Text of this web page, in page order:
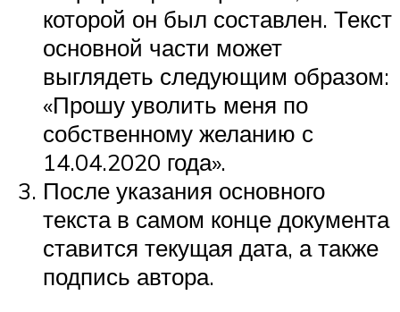
которой он был составлен. Текст
основной части может
выглядеть следующим образом:
«Прошу уволить меня по
собственному желанию с
14.04.2020 года».
После указания основного
текста в самом конце документа
ставится текущая дата, а также
подпись автора.